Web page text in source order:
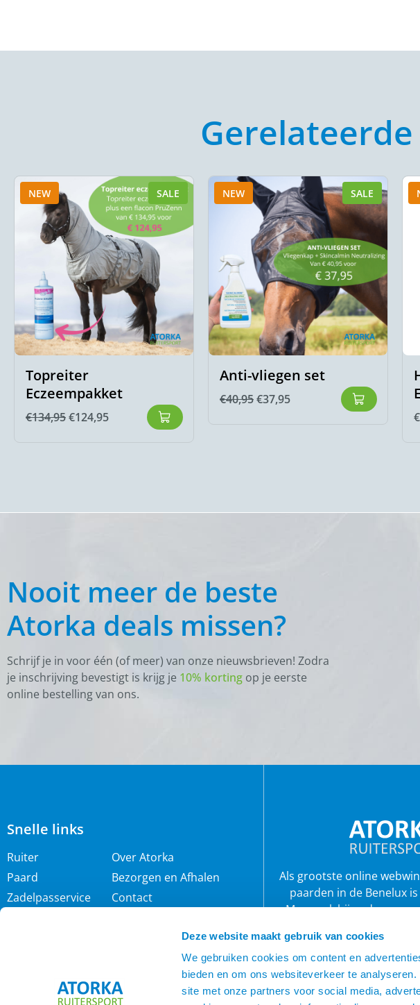
Deze website maakt gebruik van cookies
We gebruiken cookies om content en
bieden en om ons websiteverkeer te
site met onze partners voor social media,
NEW SALE
Topreiter
Eczeempakket
€134,95€124,95
NEW SALE
Anti-vliegen set
€40,95€37,95
€
Nooit meer de beste
Atorka deals missen?
Schrijf je in voor één (of meer) van onze nieuwsbrieven! Zodra
je inschrijving bevestigt is krijg je 10% korting op je eerste
online bestelling van ons.
Snelle links
Ruiter
Paard
Zadelpasservice
Over Atorka
Bezorgen en Afhalen
Contact
Voorwaarden
Als grootste online
paarden in de Benelux
Maar ook bij andere
rijbroeken, waterdichte
veel